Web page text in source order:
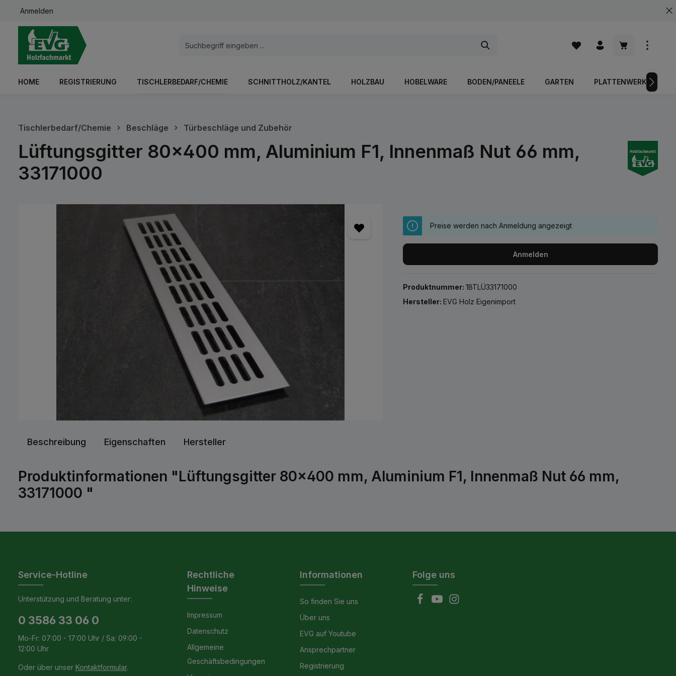
Zur Hauptnavigation springen
Anmelden
Warenkorb
HOME REGISTRIERUNG TISCHLERBEDARF/CHEMIE SCHNITTHOLZ/KANTEL HOLZBAU HOBELWARE BODEN/PANEELE GARTEN PLATTENWERKSTOFFE
Tischlerbedarf/Chemie Beschläge Türbeschläge und Zubehör
Lüftungsgitter 80x400 mm, Aluminium F1, Innenmaß Nut 66 mm,
33171000
Preise werden nach Anmeldung angezeigt
Anmelden
Produktnummer:1BTLÜ33171000
Hersteller:EVG Holz Eigenimport
Beschreibung Eigenschaften Hersteller
Produktinformationen "Lüftungsgitter 80x400 mm, Aluminium F1, Innenmaß Nut 66 mm,
33171000 "
Service-Hotline
Unterstützung und Beratung unter:
0 3586 33 06 0
Mo-Fr: 07:00 - 17:00 Uhr / Sa: 09:00 -
12:00 Uhr
Oder über unser Kontaktformular.
Rechtliche
Hinweise
Impressum
Datenschutz
Allgemeine
Geschäftsbedingungen
Informationen
So finden Sie uns
Über uns
EVG auf Youtube
Ansprechpartner
Registrierung
Folge uns